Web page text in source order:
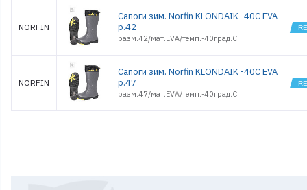
NORFIN
Сапоги зим. Norfin KLONDAIK -40С EVA
р.42
разм.42/мат.EVA/темп.-40град.С
NORFIN
Сапоги зим. Norfin KLONDAIK -40С EVA
р.47
разм.47/мат.EVA/темп.-40град.С